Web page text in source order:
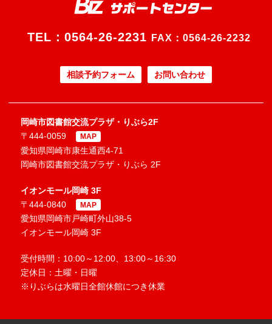
TEL： 0564-26-2231 FAX：0564-26-2232
相談予約フォーム お問い合わせ
岡崎市図書館交流プラザ・りぶら2F
〒444-0059
MAP
愛知県岡崎市康生通西4-71
岡崎市図書館交流プラザ・りぶら 2F
イオンモール岡崎 3F
〒444-0840
MAP
愛知県岡崎市戸崎町外山38-5
イオンモール岡崎 3F
受付時間：10:00～12:00、13:00～16:30
定休日：土曜・日曜
※りぶらは水曜日全館休館につき休業